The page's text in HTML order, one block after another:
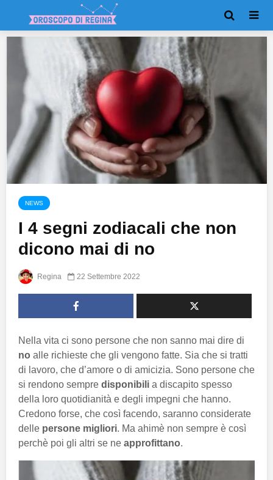
NEWS
I 4 segni zodiacali che non
dicono mai di no
Regina 22 Settembre 2022
Nella vita ci sono persone che non sanno mai dire di
no alle richieste che gli vengono fatte. Sia che si tratti
di lavoro, che d’amore o di amicizia. Sono persone che
si rendono sempre disponibili a discapito spesso
della loro quotidianità e degli impegni che hanno.
Credono forse, che così facendo, saranno considerate
delle persone migliori. Ma ahimè non sempre è così
perchè poi gli altri se ne approfittano.